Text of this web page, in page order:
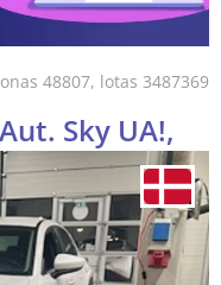
48807, lotas 3487369
Sky UA!,